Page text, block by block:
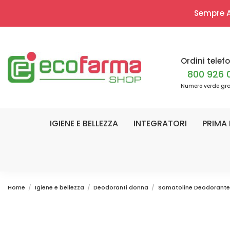
Sempre
Ordini
800 926
Numero verde
IGIENE E BELLEZZA INTEGRATORI PRIMA
Home Igiene e bellezza Deodoranti donna Somatoline